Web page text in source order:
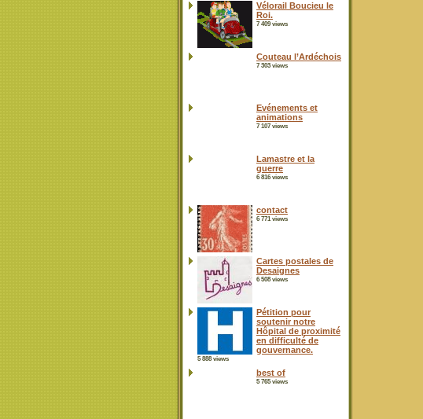
Vélorail Boucieu le
Roi.
7 409 views
Couteau l’Ardéchois
7 303 views
Evénements et
animations
7 107 views
Lamastre et la
guerre
6 816 views
contact
6 771 views
Cartes postales de
Desaignes
6 508 views
Pétition pour
soutenir notre
Hôpital de proximité
en difficulté de
gouvernance.
5 888 views
best of
5 765 views